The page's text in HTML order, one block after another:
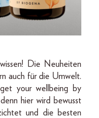
Die Neuheiten
auch für die Umwelt.
your wellbeing by
hier wird bewusst
und die besten